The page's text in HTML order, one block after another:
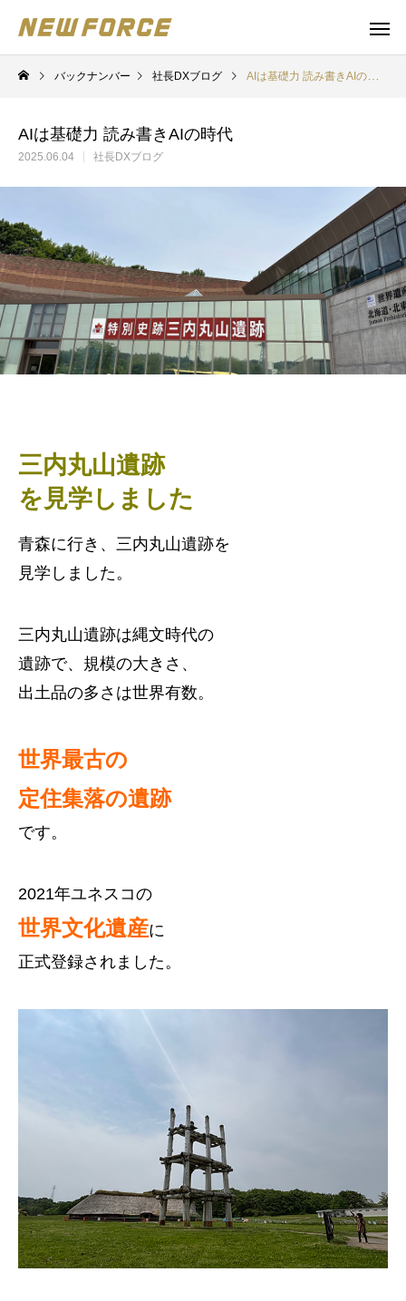
WEBコンテンツ Claude
バックナンバー 社長DXブログ AIは基礎力 読み書きAIの時代
AIは基礎力 読み書きAIの時代
2025.06.04 社長DXブログ
三内丸山遺跡
を見学しました
青森に行き、三内丸山遺跡を
見学しました。
三内丸山遺跡は縄文時代の
遺跡で、規模の大きさ、
出土品の多さは世界有数。
世界最古の
定住集落の遺跡
です。
2021年ユネスコの
世界文化遺産に
正式登録されました。